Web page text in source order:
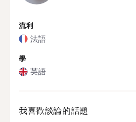
流利
法語
學
英語
我喜歡談論的話題